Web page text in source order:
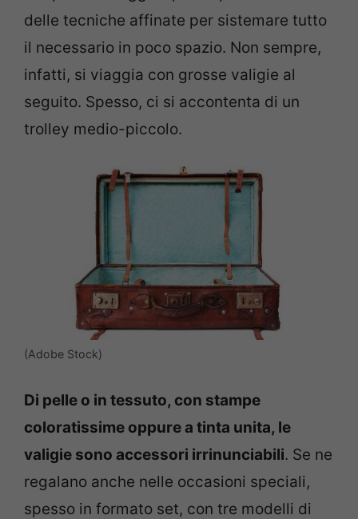
delle tecniche affinate per sistemare tutto
il necessario in poco spazio. Non sempre,
infatti, si viaggia con grosse valigie al
seguito. Spesso, ci si accontenta di un
trolley medio-piccolo.
(Adobe Stock)
Di pelle o in tessuto, con stampe
coloratissime oppure a tinta unita, le
valigie sono accessori irrinunciabili. Se ne
regalano anche nelle occasioni speciali,
spesso in formato set, con tre modelli di